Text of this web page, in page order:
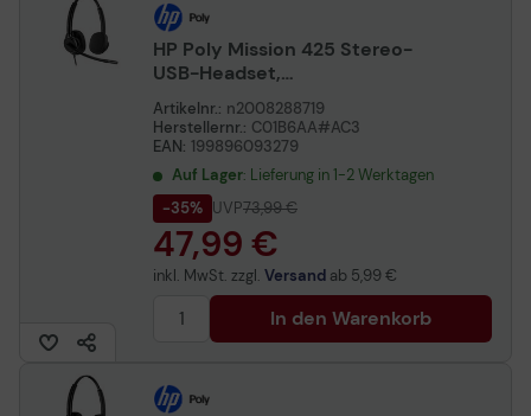
HP Poly Mission 425 Stereo-
USB-Headset,
kabelgebunden
Artikelnr.: n2008288719
Herstellernr.: C01B6AA#AC3
EAN: 199896093279
Auf Lager: Lieferung in 1-2 Werktagen
-35% UVP73,99 €
47,99 €
inkl. MwSt. zzgl. Versand ab 5,99 €
In den Warenkorb